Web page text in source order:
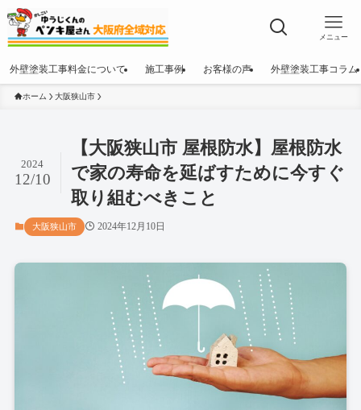
メニュー
外壁塗装工事料金について 施工事例 お客様の声 外壁塗装工事コラム
ホーム 大阪狭山市
【大阪狭山市 屋根防水】屋根防水
で家の寿命を延ばすために今すぐ
取り組むべきこと
2024
12/10
大阪狭山市 2024年12月10日